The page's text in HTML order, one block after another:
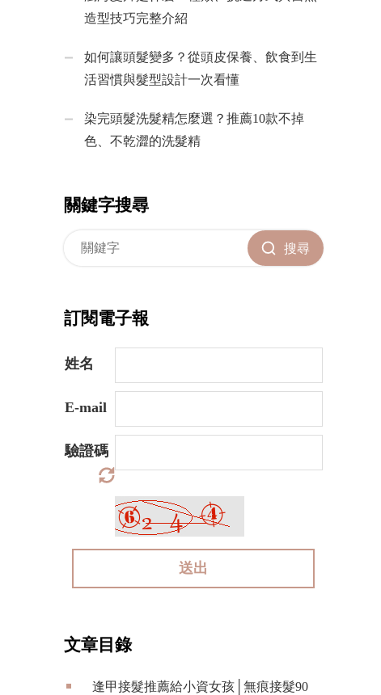
造型技巧完整介紹
如何讓頭髮變多？從頭皮保養、飲食到生
活習慣與髮型設計一次看懂
染完頭髮洗髮精怎麼選？推薦10款不掉
色、不乾澀的洗髮精
關鍵字搜尋
搜尋
訂閱電子報
姓名
E-mail
驗證碼
送出
文章目錄
逢甲接髮推薦給小資女孩│無痕接髮90